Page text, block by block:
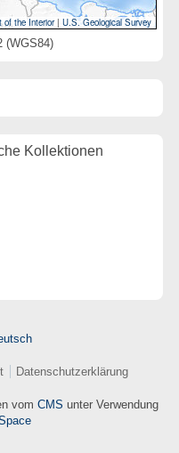
of the Interior|U.S. Geological Survey
(WGS84)
Kollektionen
Datenschutzerklärung
vom CMS unter Verwendung